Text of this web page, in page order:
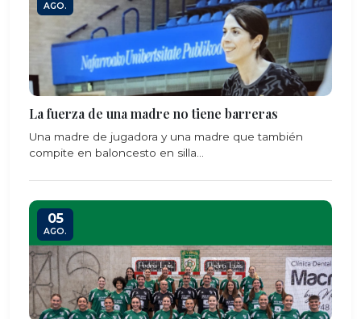
AGO.
La fuerza de una madre no tiene barreras
Una madre de jugadora y una madre que también
compite en baloncesto en silla...
05
AGO.